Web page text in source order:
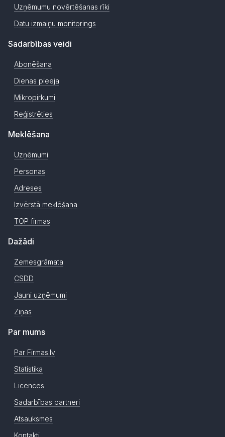
Uzņēmumu novērtēšanas rīki
Datu izmaiņu monitorings
Sadarbības veidi
Abonēšana
Dienas pieeja
Mikropirkumi
Reģistrēties
Meklēšana
Uzņēmumi
Personas
Adreses
Izvērstā meklēšana
TOP firmas
Dažādi
Zemesgrāmata
CSDD
Jauni uzņēmumi
Ziņas
Par mums
Par Firmas.lv
Statistika
Licences
Sadarbības partneri
Atsauksmes
Kontakti